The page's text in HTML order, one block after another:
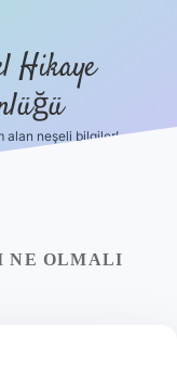
Hikaye
alan neşeli bilgiler!
NE OLMALI